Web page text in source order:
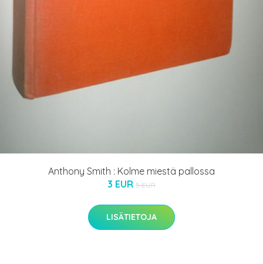
Anthony Smith : Kolme miestä pallossa
3 EUR 5 EUR
LISÄTIETOJA